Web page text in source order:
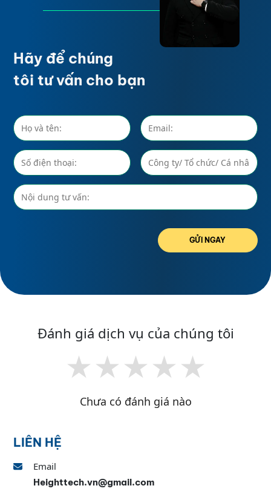
Hãy để chúng
tôi tư vấn cho bạn
GỬI NGAY
Đánh giá dịch vụ của chúng tôi
★
★
★
★
★
Chưa có đánh giá nào
LIÊN HỆ
Email
Heighttech.vn@gmail.com